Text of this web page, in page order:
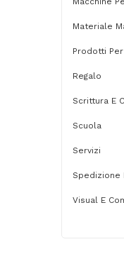
Materiale
Prodotti
Regalo
Scrittura E
Scuola
Servizi
Spedizione
Visual E